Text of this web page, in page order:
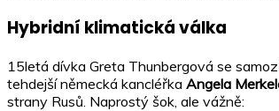
Hybridní klimatická válka
15letá dívka Greta Thunbergová se
tehdejší německá kancléřka Angela
strany Rusů. Naprostý šok, ale vážně: